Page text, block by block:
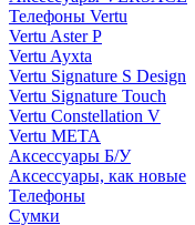
Телефоны Vertu
Vertu Aster P
Vertu Ayxta
Vertu Signature S Design
Vertu Signature Touch
Vertu Constellation V
Vertu META
Аксессуары Б/У
Аксессуары, как новые
Телефоны
Сумки